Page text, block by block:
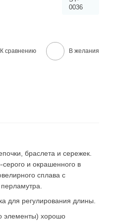
0036
К сравнению В желания
браслета и сережек.
серого и окрашенного в
сплава с
для регулирования длины.
элементы) хорошо